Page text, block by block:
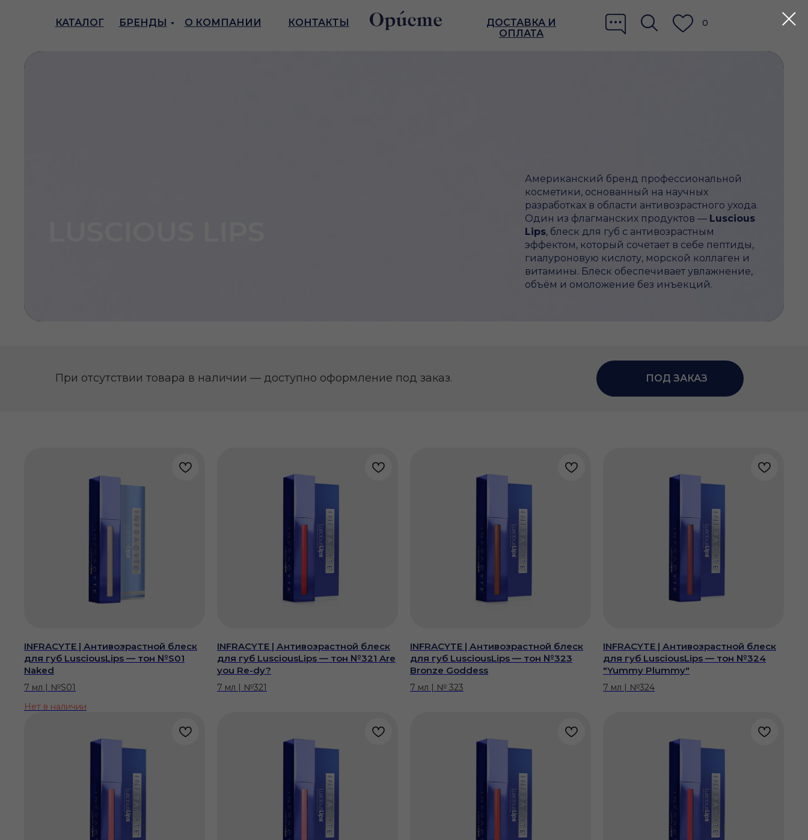
ДОСТАВКА И
ОПЛАТА
0
О КОМПАНИИ
БРЕНДЫ
КАТАЛОГ КОНТАКТЫ
Американский бренд профессиональной
косметики, основанный на научных
разработках в области антивозрастного ухода.
Один из флагманских продуктов — Luscious
Lips, блеск для губ с антивозрастным
эффектом, который сочетает в себе пептиды,
гиалуроновую кислоту, морской коллаген и
витамины. Блеск обеспечивает увлажнение,
объём и омоложение без инъекций.
При отсутствии товара в наличии — доступно оформление под заказ. ПОД ЗАКАЗ
INFRACYTE | Антивозрастной блеск
для губ LusciousLips — тон №S01
Naked
7 мл | №S01
Нет в наличии
INFRACYTE | Антивозрастной блеск
для губ LusciousLips — тон №321 Are
you Re-dy?
7 мл | №321
INFRACYTE | Антивозрастной блеск
для губ LusciousLips — тон №323
Bronze Goddess
7 мл | № 323
INFRACYTE | Антивозрастной блеск
для губ LusciousLips — тон №324
"Yummy Plummy"
7 мл | №324